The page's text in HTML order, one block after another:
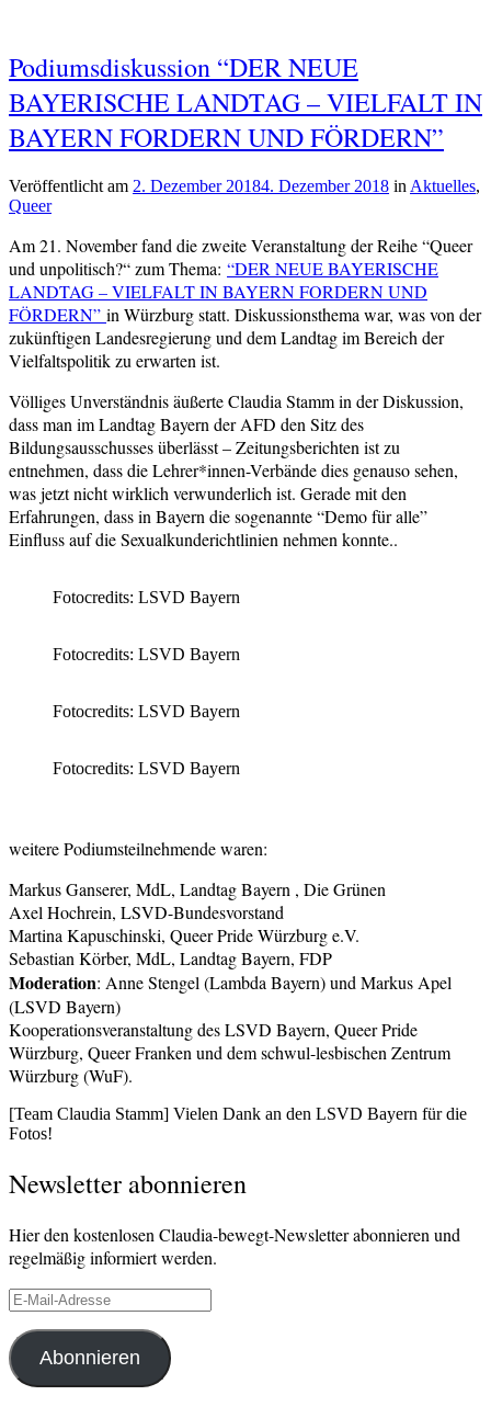
Podiumsdiskussion “DER NEUE
BAYERISCHE LANDTAG – VIELFALT IN
BAYERN FORDERN UND FÖRDERN”
Veröffentlicht am 2. Dezember 20184. Dezember 2018 von
in Aktuelles,
Queer
Am 21. November fand die zweite Veranstaltung der Reihe “Queer
und unpolitisch?“ zum Thema: “DER NEUE BAYERISCHE
LANDTAG – VIELFALT IN BAYERN FORDERN UND
FÖRDERN” in Würzburg statt. Diskussionsthema war, was von der
zukünftigen Landesregierung und dem Landtag im Bereich der
Vielfaltspolitik zu erwarten ist.
Völliges Unverständnis äußerte Claudia Stamm in der Diskussion,
dass man im Landtag Bayern der AFD den Sitz des
Bildungsausschusses überlässt – Zeitungsberichten ist zu
entnehmen, dass die Lehrer*innen-Verbände dies genauso sehen,
was jetzt nicht wirklich verwunderlich ist. Gerade mit den
Erfahrungen, dass in Bayern die sogenannte “Demo für alle”
Einfluss auf die Sexualkunderichtlinien nehmen konnte..
Fotocredits: LSVD Bayern
Fotocredits: LSVD Bayern
Fotocredits: LSVD Bayern
Fotocredits: LSVD Bayern
weitere Podiumsteilnehmende waren:
Markus Ganserer, MdL, Landtag Bayern , Die Grünen
Axel Hochrein, LSVD-Bundesvorstand
Martina Kapuschinski, Queer Pride Würzburg e.V.
Sebastian Körber, MdL, Landtag Bayern, FDP
Moderation: Anne Stengel (Lambda Bayern) und Markus Apel
(LSVD Bayern)
Kooperationsveranstaltung des LSVD Bayern, Queer Pride
Würzburg, Queer Franken und dem schwul-lesbischen Zentrum
Würzburg (WuF).
[Team Claudia Stamm] Vielen Dank an den LSVD Bayern für die
Fotos!
Bayerischer
Bildungsausschuss,
LSVD
Bayern,
Queer,
Queer
Franken,
Queer
Pride
Würzburg,
Newsletter abonnieren
Hier den kostenlosen Claudia-bewegt-Newsletter abonnieren und
regelmäßig informiert werden.
E-
Mail-
Adresse
Abonnieren